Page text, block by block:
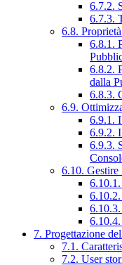
6.7.2.
6.7.3.
6.8.
6.8.1.
6.8.2.
dalla
6.8.3.
6.9.
6.9.1.
6.9.2.
6.9.3.
6.10. Gestire
7. Progettazione
7.1.
7.2. User